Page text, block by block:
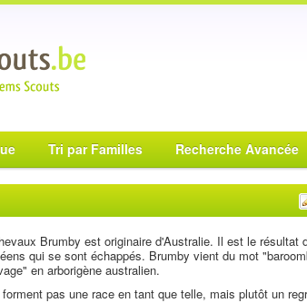
Tri par Familles Recherche Avancée
Brumby est originaire d'Australie. Il est le résultat
qui se sont échappés. Brumby vient du mot
en arborigène australien.
pas une race en tant que telle, mais plutôt un